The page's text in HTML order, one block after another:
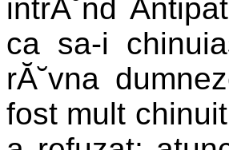
intrĂ˘nd
ca sa-i
rĂ˘vna
fost mult